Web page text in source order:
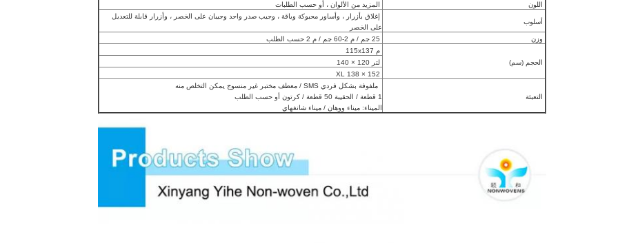
اللون
المزيد من الألوان ، أو حسب الطلبات
أسلوب
إغلاق بأزرار ، وأساور محبوكة وياقة ، وجيب صدر واحد وجيبان على الخصر ، وأزرار قابلة للتعديل
على الخصر
وزن
25 جم / م 2-60 جم ​​/ م 2 حسب الطلب
الحجم (سم)
م 115x137
لتر 120 × 140
XL 138 × 152
التعبئة
ملفوفة بشكل فردي SMS / معطف مختبر غير منسوج يمكن التخلص منه
1 قطعة / الحقيبة 50 قطعة / كرتون أو حسب الطلب
الميناء: ميناء ووهان / ميناء شانغهاي